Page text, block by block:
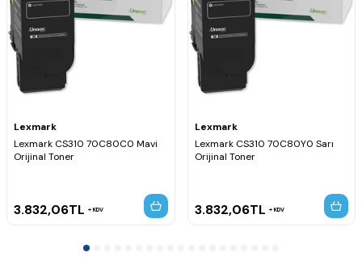
Lexmark
Lexmark CS310 70C80C0 Mavi
Orijinal Toner
3.832,06TL KDV
Lexmark
Lexmark CS310 70C80Y0 Sarı
Orijinal Toner
3.832,06TL KDV